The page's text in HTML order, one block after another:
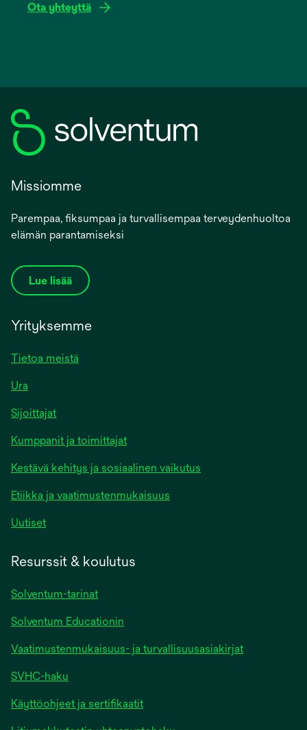
Ota yhteyttä
Missiomme
Parempaa, fiksumpaa ja turvallisempaa terveydenhuoltoa
elämän parantamiseksi
Lue lisää
Yrityksemme
Tietoa meistä
Ura
Sijoittajat
Kumppanit ja toimittajat
Kestävä kehitys ja sosiaalinen vaikutus
Etiikka ja vaatimustenmukaisuus
Uutiset
Resurssit & koulutus
Solventum-tarinat
Solventum Educationin
Vaatimustenmukaisuus- ja turvallisuusasiakirjat
SVHC-haku
Käyttöohjeet ja sertifikaatit